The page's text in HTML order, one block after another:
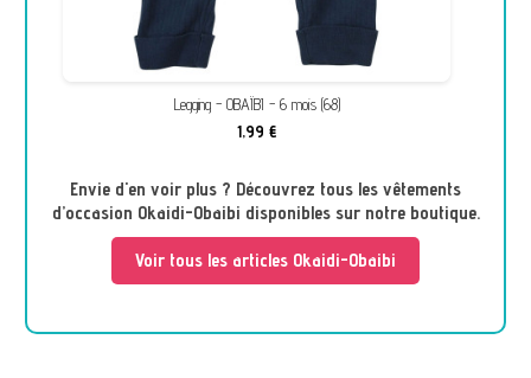
Legging - OBAÏBI - 6 mois (68)
1,99 €
Envie d'en voir plus ? Découvrez tous les vêtements
d’occasion Okaidi-Obaibi disponibles sur notre boutique.
Voir tous les articles Okaidi-Obaibi